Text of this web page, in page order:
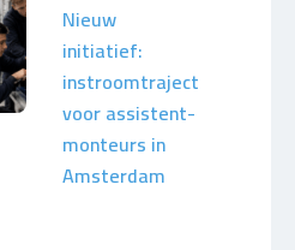
Nieuw
initiatief:
instroomtraject
voor assistent-
monteurs in
Amsterdam